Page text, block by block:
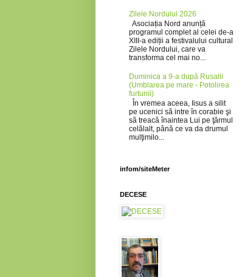
Zilele Nordului 2026
Asociația Nord anunță
programul complet al celei de-a
XIII-a ediții a festivalului cultural
Zilele Nordului, care va
transforma cel mai no...
Duminica a 9-a după Rusalii
(Umblarea pe mare - Potolirea
furtunii)
În vremea aceea, Iisus a silit
pe ucenici să intre în corabie şi
să treacă înaintea Lui pe ţărmul
celălalt, până ce va da drumul
mulţimilo...
infom/siteMeter
DECESE